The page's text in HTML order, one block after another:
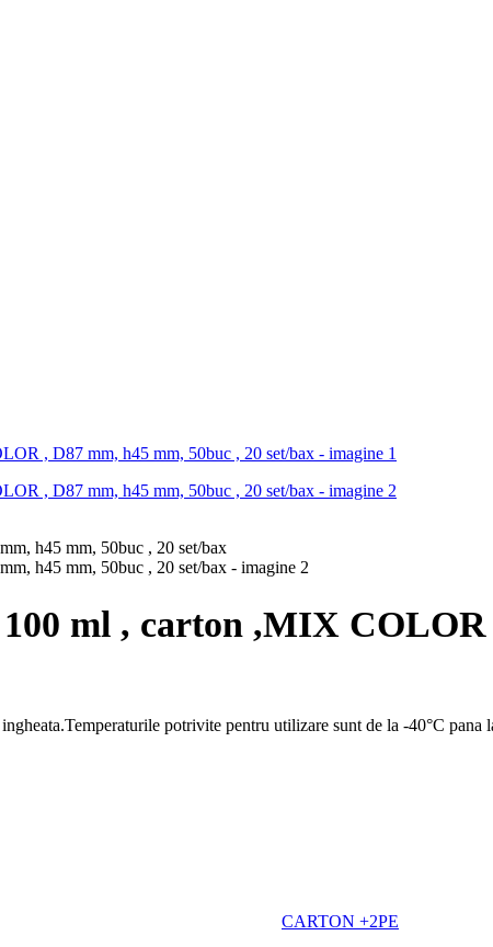
ml , carton ,MIX COLOR
potrivite pentru utilizare sunt de la -40°C pana
CARTON +2PE